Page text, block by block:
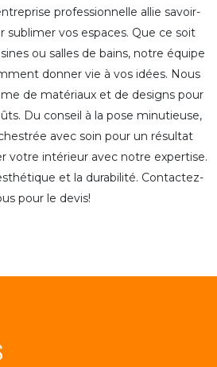
professionnelle allie savoir-
sublimer vos espaces. Que ce soit
ou salles de bains, notre équipe
donner vie à vos idées. Nous
de matériaux et de designs pour
Du conseil à la pose minutieuse,
avec soin pour un résultat
votre intérieur avec notre expertise.
et la durabilité. Contactez-
pour le devis!